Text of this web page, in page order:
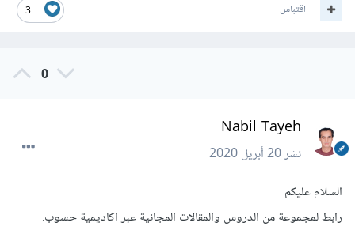
3 اقتباس
0
Nabil Tayeh
نشر20 أبريل 2020
السلام عليكم
رابط لمجموعة من الدروس والمقالات المجانية عبر اكاديمية حسوب.